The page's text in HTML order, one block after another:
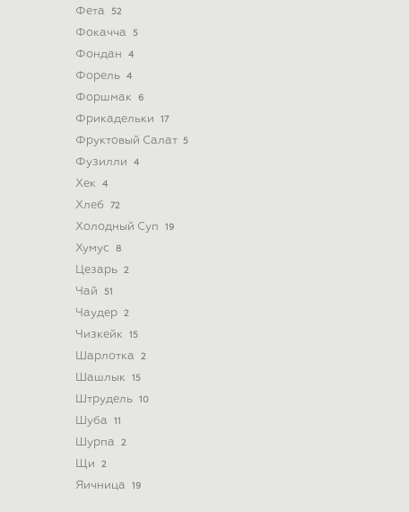
Фета 52
Фокачча 5
Фондан 4
Форель 4
Форшмак 6
Фрикадельки 17
Фруктовый Салат 5
Фузилли 4
Хек 4
Хлеб 72
Холодный Суп 19
Хумус 8
Цезарь 2
Чай 51
Чаудер 2
Чизкейк 15
Шарлотка 2
Шашлык 15
Штрудель 10
Шуба 11
Шурпа 2
Щи 2
Яичница 19